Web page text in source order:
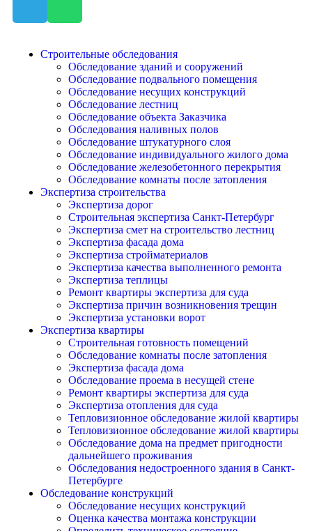
Строительные обследования
Обследование зданий и сооружений
Обследование подвального помещения
Обследование несущих конструкций
Обследование лестниц
Обследование объекта Заказчика
Обследования наливных полов
Обследование штукатурного слоя
Обследование индивидуального жилого дома
Обследование железобетонного перекрытия
Обследование комнаты после затопления
Экспертиза строительства
Экспертиза дорог
Строительная экспертиза Санкт-Петербург
Экспертиза смет на строительство лестниц
Экспертиза фасада дома
Экспертиза стройматериалов
Экспертиза качества выполненного ремонта
Экспертиза теплицы
Ремонт квартиры экспертиза для суда
Экспертиза причин возникновения трещин
Экспертиза установки ворот
Экспертиза квартиры
Строительная готовность помещений
Обследование комнаты после затопления
Экспертиза фасада дома
Обследование проема в несущей стене
Ремонт квартиры экспертиза для суда
Экспертиза отопления для суда
Тепловизионное обследование жилой квартиры
Тепловизионное обследование жилой квартиры
Обследование дома на предмет пригодности
дальнейшего проживания
Обследования недостроенного здания в Санкт-
Петербурге
Обследование конструкций
Обследование несущих конструкций
Оценка качества монтажа конструкции